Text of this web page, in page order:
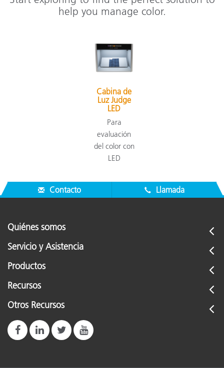
help you manage color.
Cabina de
Luz Judge
LED
Para
evaluación
del color con
LED
Contacto Llamada
Quiénes somos
Servicio y Asistencia
Productos
Recursos
Otros Recursos